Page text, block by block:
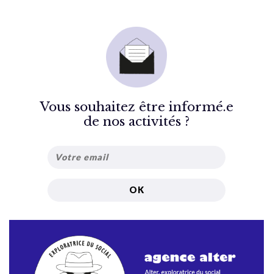
Vous souhaitez être informé.e
de nos activités ?